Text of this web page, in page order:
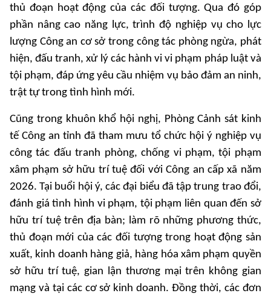
thủ đoạn hoạt động của các đối tượng. Qua đó góp
phần nâng cao năng lực, trình độ nghiệp vụ cho lực
lượng Công an cơ sở trong công tác phòng ngừa, phát
hiện, đấu tranh, xử lý các hành vi vi phạm pháp luật và
tội phạm, đáp ứng yêu cầu nhiệm vụ bảo đảm an ninh,
trật tự trong tình hình mới.
Cũng trong khuôn khổ hội nghị, Phòng Cảnh sát kinh
tế Công an tỉnh đã tham mưu tổ chức hội ý nghiệp vụ
công tác đấu tranh phòng, chống vi phạm, tội phạm
xâm phạm sở hữu trí tuệ đối với Công an cấp xã năm
2026. Tại buổi hội ý, các đại biểu đã tập trung trao đổi,
đánh giá tình hình vi phạm, tội phạm liên quan đến sở
hữu trí tuệ trên địa bàn; làm rõ những phương thức,
thủ đoạn mới của các đối tượng trong hoạt động sản
xuất, kinh doanh hàng giả, hàng hóa xâm phạm quyền
sở hữu trí tuệ, gian lận thương mại trên không gian
mạng và tại các cơ sở kinh doanh. Đồng thời, các đơn